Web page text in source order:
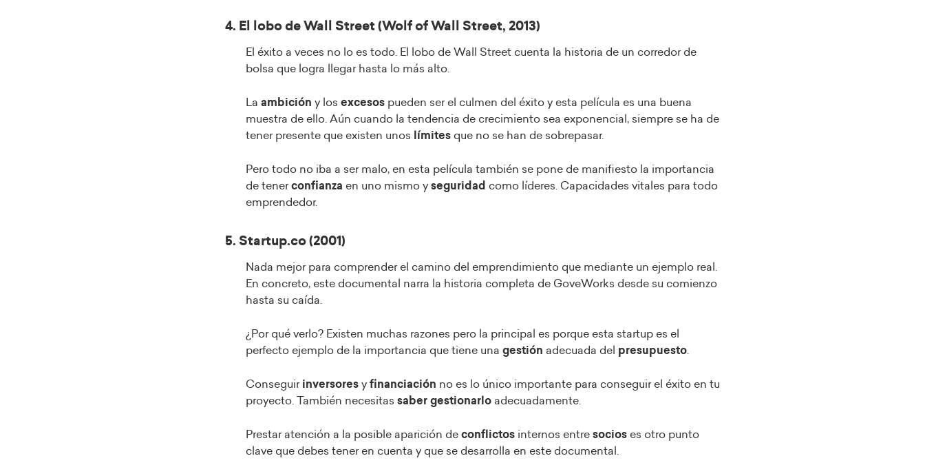
4. El lobo de Wall Street (Wolf of Wall Street, 2013)
El éxito a veces no lo es todo. El lobo de Wall Street cuenta la historia de un corredor de
bolsa que logra llegar hasta lo más alto.
La ambición y los excesos pueden ser el culmen del éxito y esta película es una buena
muestra de ello. Aún cuando la tendencia de crecimiento sea exponencial, siempre se ha de
tener presente que existen unos límites que no se han de sobrepasar.
Pero todo no iba a ser malo, en esta película también se pone de manifiesto la importancia
de tenerconfianza en uno mismo y seguridad como líderes. Capacidades vitales para todo
emprendedor.
5. Startup.co (2001)
Nada mejor para comprender el camino del emprendimiento que mediante un ejemplo real.
En concreto, este documental narra la historia completa de GoveWorks desde su comienzo
hasta su caída.
¿Por qué verlo? Existen muchas razones pero la principal es porque esta startup es el
perfecto ejemplo de la importancia que tiene una gestión adecuada del presupuesto
Conseguirinversores y financiación no es lo único importante para conseguir el éxito en tu
proyecto. También necesitas saber gestionarlo adecuadamente.
Prestar atención a la posible aparición de conflictos internos entre socios es otro punto
clave que debes tener en cuenta y que se desarrolla en este documental.